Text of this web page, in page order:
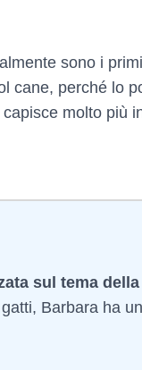
sono i
cane, perché lo
molto più
sul tema
Barbara ha